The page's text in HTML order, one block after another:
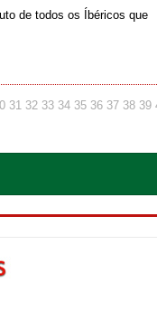
de todos os Íbéricos que
31 32 33 34 35 36 37 38 39